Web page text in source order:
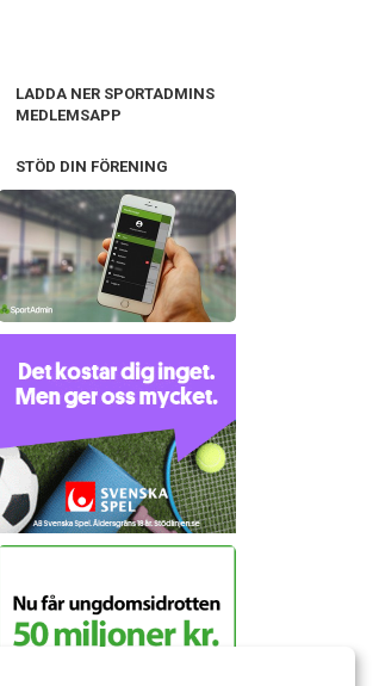
LADDA NER SPORTADMINS
MEDLEMSAPP
STÖD DIN FÖRENING